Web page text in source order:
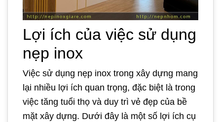
Lợi ích của việc sử dụng
nẹp inox
Việc sử dụng nẹp inox trong xây dựng mang
lại nhiều lợi ích quan trọng, đặc biệt là trong
việc tăng tuổi thọ và duy trì vẻ đẹp của bề
mặt xây dựng. Dưới đây là một số lợi ích cụ